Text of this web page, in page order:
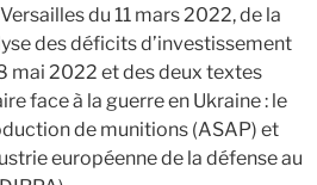
du 11 mars 2022, de la
des déficits d’investissement
mai 2022 et des deux textes
face à la guerre en Ukraine : le
de munitions (ASAP) et
européenne de la défense au